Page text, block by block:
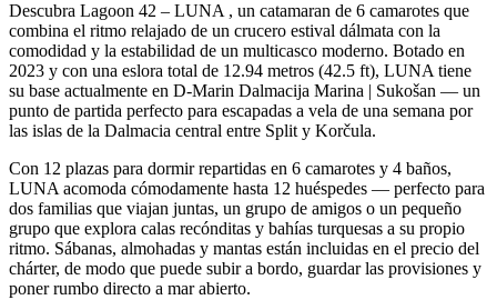
Descubra Lagoon 42 – LUNA , un catamaran de 6 camarotes que
combina el ritmo relajado de un crucero estival dálmata con la
comodidad y la estabilidad de un multicasco moderno. Botado en
2023 y con una eslora total de 12.94 metros (42.5 ft), LUNA tiene
su base actualmente en D-Marin Dalmacija Marina | Sukošan — un
punto de partida perfecto para escapadas a vela de una semana por
las islas de la Dalmacia central entre Split y Korčula.
Con 12 plazas para dormir repartidas en 6 camarotes y 4 baños,
LUNA acomoda cómodamente hasta 12 huéspedes — perfecto para
dos familias que viajan juntas, un grupo de amigos o un pequeño
grupo que explora calas recónditas y bahías turquesas a su propio
ritmo. Sábanas, almohadas y mantas están incluidas en el precio del
chárter, de modo que puede subir a bordo, guardar las provisiones y
poner rumbo directo a mar abierto.